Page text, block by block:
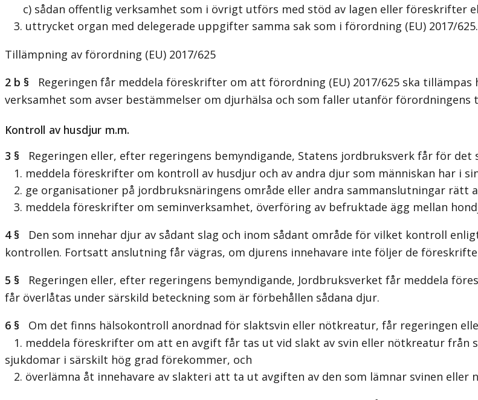
c) sådan offentlig verksamhet som i övrigt utförs med stöd av lagen eller föreskrifter
3. uttrycket organ med delegerade uppgifter samma sak som i förordning (EU) 2017/625.
Tillämpning av förordning (EU) 2017/625
2 b § Regeringen får meddela föreskrifter om att förordning (EU) 2017/625 ska
verksamhet som avser bestämmelser om djurhälsa och som faller utanför förordningens
Kontroll av husdjur m.m.
3 § Regeringen eller, efter regeringens bemyndigande, Statens jordbruksverk får för det
1. meddela föreskrifter om kontroll av husdjur och av andra djur som människan har i
2. ge organisationer på jordbruksnäringens område eller andra sammanslutningar rätt
3. meddela föreskrifter om seminverksamhet, överföring av befruktade ägg mellan
4 § Den som innehar djur av sådant slag och inom sådant område för vilket kontroll
kontrollen. Fortsatt anslutning får vägras, om djurens innehavare inte följer de
5 § Regeringen eller, efter regeringens bemyndigande, Jordbruksverket får meddela
får överlåtas under särskild beteckning som är förbehållen sådana djur.
6 § Om det finns hälsokontroll anordnad för slaktsvin eller nötkreatur, får regeringen
1. meddela föreskrifter om att en avgift får tas ut vid slakt av svin eller nötkreatur från
sjukdomar i särskilt hög grad förekommer, och
2. överlämna åt innehavare av slakteri att ta ut avgiften av den som lämnar svinen eller